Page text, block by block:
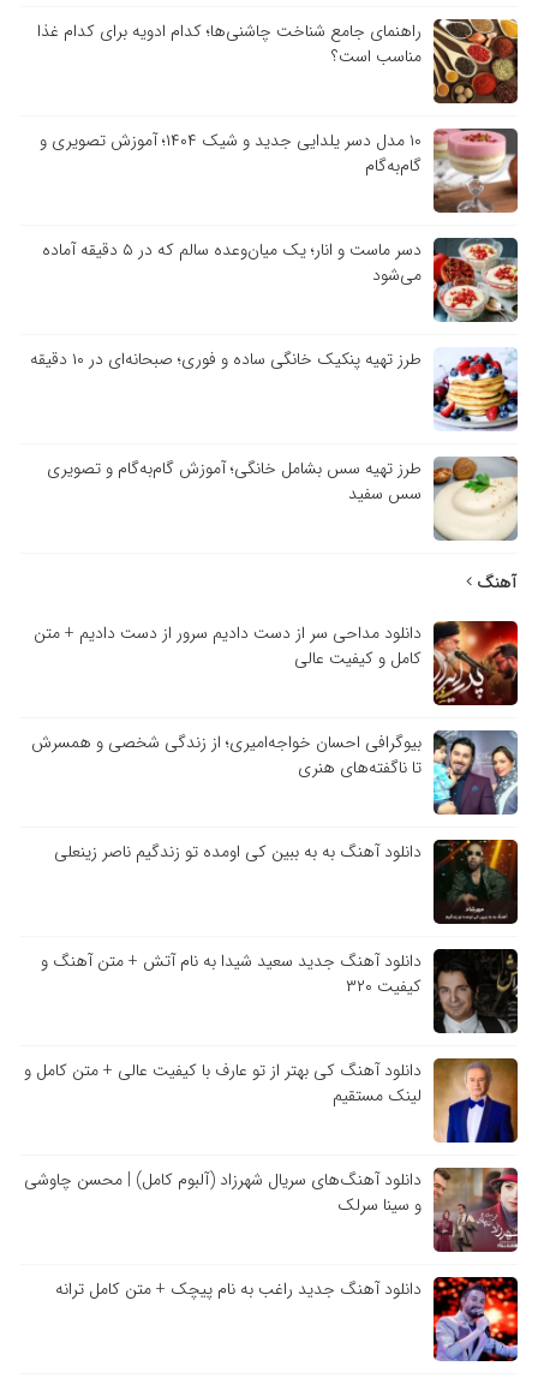
راهنمای جامع شناخت چاشنی‌ها؛ کدام ادویه برای کدام غذا
مناسب است؟
۱۰ مدل دسر یلدایی جدید و شیک ۱۴۰۴؛ آموزش تصویری و
گام‌به‌گام
دسر ماست و انار؛ یک میان‌وعده سالم که در ۵ دقیقه آماده
می‌شود
طرز تهیه پنکیک خانگی ساده و فوری؛ صبحانه‌ای در ۱۰ دقیقه
طرز تهیه سس بشامل خانگی؛ آموزش گام‌به‌گام و تصویری
سس سفید
آهنگ
دانلود مداحی سر از دست دادیم سرور از دست دادیم + متن
کامل و کیفیت عالی
بیوگرافی احسان خواجه‌امیری؛ از زندگی شخصی و همسرش
تا ناگفته‌های هنری
دانلود آهنگ به به ببین کی اومده تو زندگیم ناصر زینعلی
دانلود آهنگ جدید سعید شیدا به نام آتش + متن آهنگ و
کیفیت ۳۲۰
دانلود آهنگ کی بهتر از تو عارف با کیفیت عالی + متن کامل و
لینک مستقیم
دانلود آهنگ‌های سریال شهرزاد (آلبوم کامل) | محسن چاوشی
و سینا سرلک
دانلود آهنگ جدید راغب به نام پیچک + متن کامل ترانه